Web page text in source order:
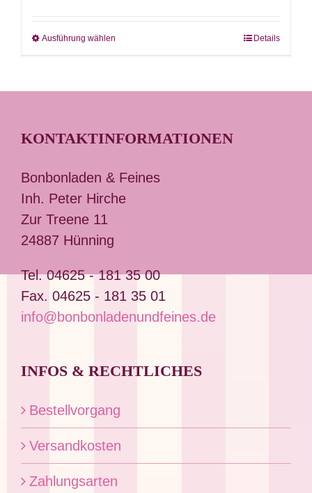
Ausführung wählen
auf.
Produktseite
gewählt
werden
Details
KONTAKTINFORMATIONEN
Bonbonladen & Feines
Inh. Peter Hirche
Zur Treene 11
24887 Hünning
Tel. 04625 - 181 35 00
Fax. 04625 - 181 35 01
info@bonbonladenundfeines.de
INFOS & RECHTLICHES
Bestellvorgang
Versandkosten
Zahlungsarten